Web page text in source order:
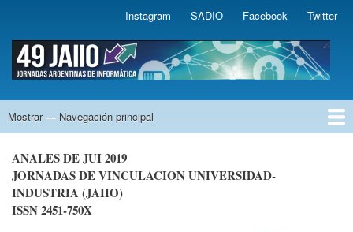
Pasar
contenido
principal
Instagram SADIO Facebook Twitter
48 JAIIO
Navegación
Mostrar — Navegación principal
Bienvenidos
Novedades
Autoridades del Evento
Sponsors de las JAIIO
Declarado de interés por
Simposios
Fechas Importantes
Cómo Inscribirse a las JAIIO
ANALES DE JUI 2019
JORNADAS DE VINCULACION UNIVERSIDAD-
INDUSTRIA (JAIIO)
ISSN 2451-750X